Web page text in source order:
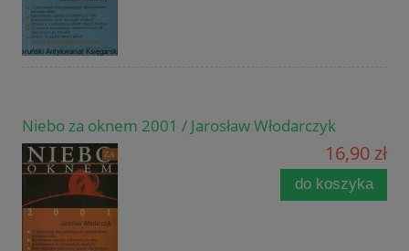
Niebo za oknem 2001 / Jarosław Włodarczyk
16,90 zł
do koszyka